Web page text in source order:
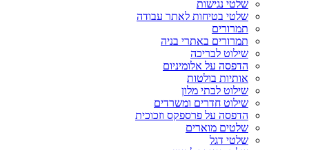
שלטי נגישות
שלטי בטיחות לאתר עבודה
תמרורים
תמרורים באתרי בניה
שילוט לבריכה
הדפסה על אלומיניום
אותיות בולטות
שילוט לבתי מלון
שילוט חדרים ומשרדים
הדפסה על פרספקס וזכוכית
שלטים מוארים
שלטי דגל